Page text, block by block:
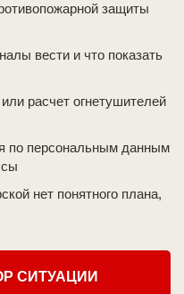
защиты
вести и что показать
расчет огнетушителей
по персональным данным
нет понятного плана,
СИТУАЦИИ